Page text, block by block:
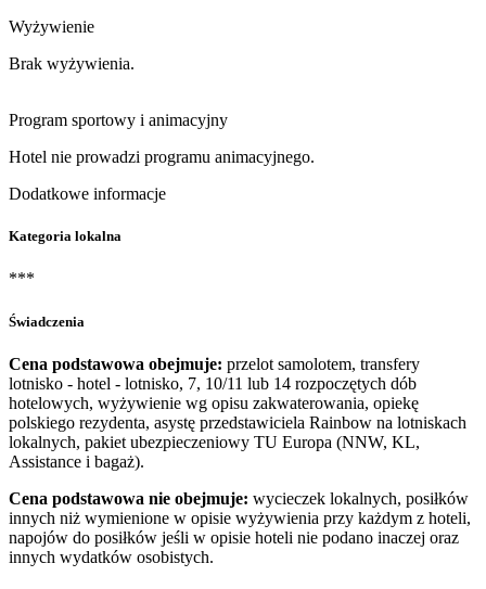
Wyżywienie
Brak wyżywienia.
Program sportowy i animacyjny
Hotel nie prowadzi programu animacyjnego.
Dodatkowe informacje
Kategoria lokalna
***
Świadczenia
Cena podstawowa obejmuje: przelot samolotem, transfery
lotnisko - hotel - lotnisko, 7, 10/11 lub 14 rozpoczętych dób
hotelowych, wyżywienie wg opisu zakwaterowania, opiekę
polskiego rezydenta, asystę przedstawiciela Rainbow na lotniskach
lokalnych, pakiet ubezpieczeniowy TU Europa (NNW, KL,
Assistance i bagaż).
Cena podstawowa nie obejmuje: wycieczek lokalnych, posiłków
innych niż wymienione w opisie wyżywienia przy każdym z hoteli,
napojów do posiłków jeśli w opisie hoteli nie podano inaczej oraz
innych wydatków osobistych.